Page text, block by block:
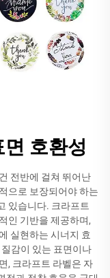
호환성
전반에 걸쳐 뛰어난
으로 보장되어야 하는
있습니다. 크라프트
인 기반을 제공하며,
실현하는 시너지 효
감이 있는 표면이나
, 크라프트 라벨은 자